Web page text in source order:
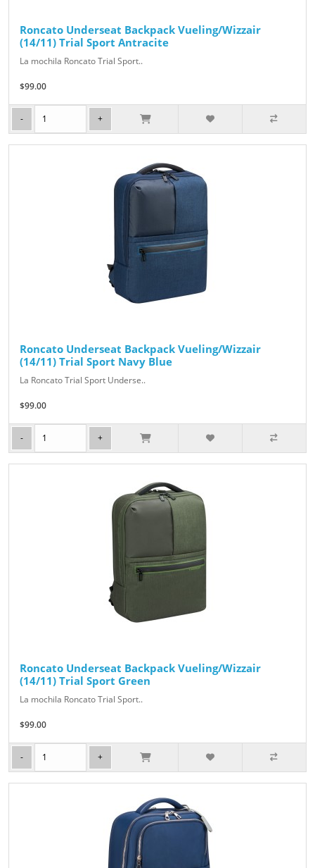
Roncato Underseat Backpack Vueling/Wizzair
(14/11) Trial Sport Antracite
La mochila Roncato Trial Sport..
$99.00
Roncato Underseat Backpack Vueling/Wizzair
(14/11) Trial Sport Navy Blue
La Roncato Trial Sport Underse..
$99.00
Roncato Underseat Backpack Vueling/Wizzair
(14/11) Trial Sport Green
La mochila Roncato Trial Sport..
$99.00